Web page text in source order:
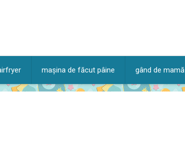
mașina de făcut pâine gând de mamă